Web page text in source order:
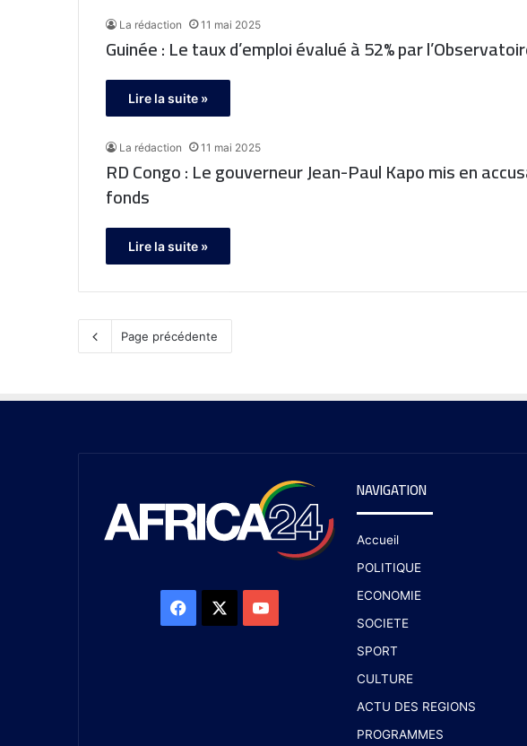
La rédaction 11 mai 2025
Guinée : Le taux d’emploi évalué à 52% par
Lire la suite »
La rédaction 11 mai 2025
RD Congo : Le gouverneur Jean-Paul Kapo mis en
fonds
Lire la suite »
Page précédente
NAVIGATION
Accueil
POLITIQUE
ECONOMIE
SOCIETE
SPORT
CULTURE
ACTU DES REGIONS
PROGRAMMES